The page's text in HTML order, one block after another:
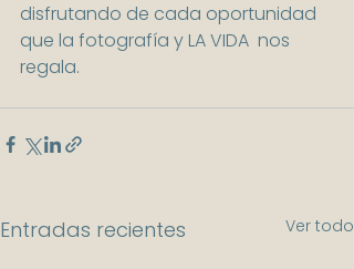
disfrutando de cada oportunidad
que la fotografía y LA VIDA  nos
regala.
Entradas recientes Ver todo